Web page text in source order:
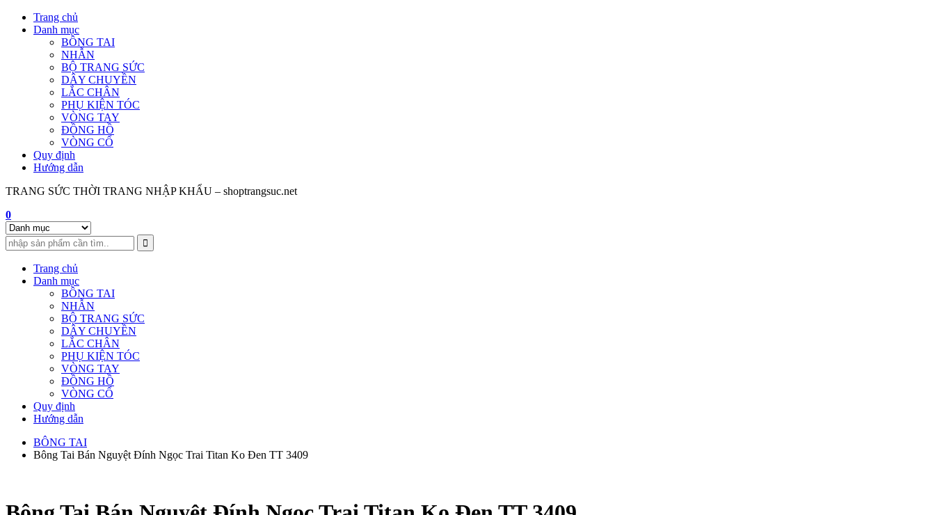
Skip
Trang chủ
Danh mục
BÔNG TAI
NHẪN
BỘ TRANG SỨC
DÂY CHUYỀN
LẮC CHÂN
PHỤ KIỆN TÓC
VÒNG TAY
ĐỒNG HỒ
VÒNG CỔ
Quy định
Hướng dẫn
TRANG SỨC THỜI TRANG NHẬP KHẨU – shoptrangsuc.net
0
Trang chủ
Danh mục
BÔNG TAI
NHẪN
BỘ TRANG SỨC
DÂY CHUYỀN
LẮC CHÂN
PHỤ KIỆN TÓC
VÒNG TAY
ĐỒNG HỒ
VÒNG CỔ
Quy định
Hướng dẫn
BÔNG TAI
Bông Tai Bán Nguyệt Đính Ngọc Trai Titan Ko Đen TT 3409